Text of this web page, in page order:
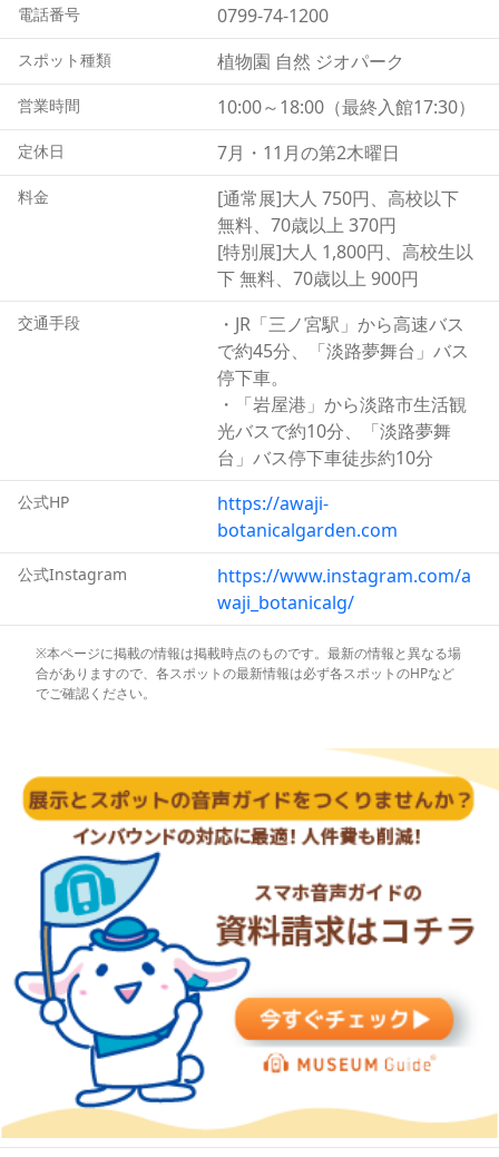
新シンボル「くぐって眺める巨大なガーデンキャッスル」
や体験教室、植物の絵本などを集めた図書コーナーなど、
多くの出会いと発見にあふれた子供から大人まで楽しめる
植物園となっています。
また、このあわじグリーン館を含んだ淡路夢舞台には、他
にも百段苑や野外劇場、淡路島国営明石海峡公園など自然
と安藤建築を楽しめるスポットが多く、散策や写真撮影な
ど1日を通して楽しむことができます。
電話番号 0799-74-1200
スポット種類 植物園 自然 ジオパーク
営業時間 10:00～18:00（最終入館17:30）
定休日 7月・11月の第2木曜日
料金
[通常展]大人 750円、高校以下
無料、70歳以上 370円
[特別展]大人 1,800円、高校生以
下 無料、70歳以上 900円
交通手段
・JR「三ノ宮駅」から高速バス
で約45分、「淡路夢舞台」バス
停下車。
・「岩屋港」から淡路市生活観
光バスで約10分、「淡路夢舞
台」バス停下車徒歩約10分
公式HP
https://awaji-
botanicalgarden.com
公式Instagram
https://www.instagram.com/a
waji_botanicalg/
※本ページに掲載の情報は掲載時点のものです。最新の情報と異なる場
合がありますので、各スポットの最新情報は必ず各スポットのHPなど
でご確認ください。